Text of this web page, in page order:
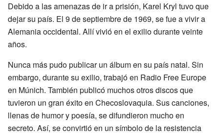
Debido a las amenazas de ir a prisión, Karel Kryl tuvo que
dejar su país. El 9 de septiembre de 1969, se fue a vivir a
Alemania occidental. Allí vivió en el exilio durante veinte
años.
Nunca más pudo publicar un álbum en su país natal. Sin
embargo, durante su exilio, trabajó en Radio Free Europe
en Múnich. También publicó muchos otros discos que
tuvieron un gran éxito en Checoslovaquia. Sus canciones,
llenas de humor y poesía, se difundieron mucho en
secreto. Así, se convirtió en un símbolo de la resistencia